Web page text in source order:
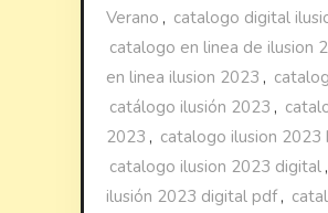
Verano , catalogo digital
catalogo en linea de ilusion
en linea ilusion 2023 ,
catálogo ilusión 2023 ,
2023 , catalogo ilusion 2023
catalogo ilusion 2023 digital ,
ilusión 2023 digital pdf,